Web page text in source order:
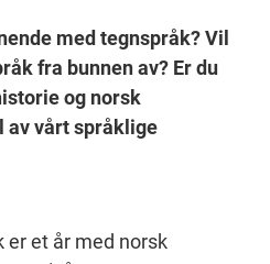
med tegnspråk? Vil
fra bunnen av? Er du
og norsk
av vårt språklige
er et år med norsk